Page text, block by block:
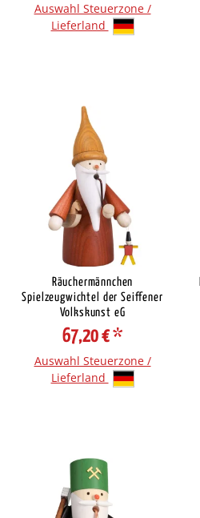
Auswahl Steuerzone /
Lieferland
Räuchermännchen
Spielzeugwichtel der Seiffener
Volkskunst eG
67,20 €*
Auswahl Steuerzone /
Lieferland